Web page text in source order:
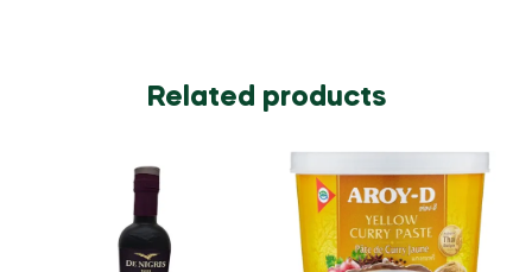
Related products